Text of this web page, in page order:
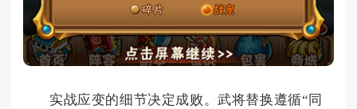
实战应变的细节决定成败。武将替换遵循“同